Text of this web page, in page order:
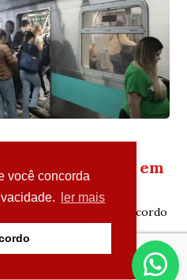
você concorda
ler mais
linhas de trens em
greve para acompanhar acordo